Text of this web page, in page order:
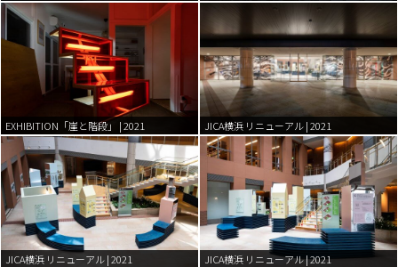
EXHIBITION「崖と階段」 | 2021 JICA横浜 リニューアル | 2021
JICA横浜 リニューアル | 2021 JICA横浜 リニューアル | 2021